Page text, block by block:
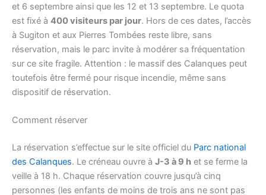
et 6 septembre ainsi que les 12 et 13 septembre. Le quota
est fixé à 400 visiteurs par jour. Hors de ces dates, l’accès
à Sugiton et aux Pierres Tombées reste libre, sans
réservation, mais le parc invite à modérer sa fréquentation
sur ce site fragile. Attention : le massif des Calanques peut
toutefois être fermé pour risque incendie, même sans
dispositif de réservation.
Comment réserver
La réservation s’effectue sur le site officiel du Parc national
des Calanques. Le créneau ouvre à J-3 à 9 h et se ferme la
veille à 18 h. Chaque réservation couvre jusqu’à cinq
personnes (les enfants de moins de trois ans ne sont pas